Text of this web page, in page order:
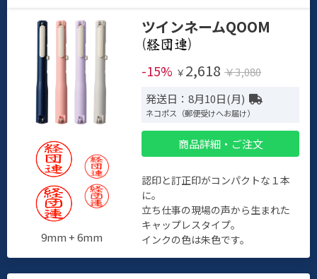
9mm + 6mm
ツインネームQOOM
(
)
-15% ￥ 2,618 ￥3,080
発送日：8月10日(月)
ネコポス（郵便受けへお届け）
商品詳細・ご注文
認印と訂正印がコンパクトな１本
に。
立ち仕事の現場の声から生まれた
キャップレスタイプ。
インクの色は朱色です。